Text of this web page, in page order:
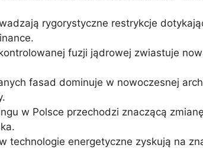
rygorystyczne restrykcje
fuzji jądrowej zwiastuje
fasad dominuje w nowoczesnej
w Polsce przechodzi znaczącą
technologie energetyczne zyskują na